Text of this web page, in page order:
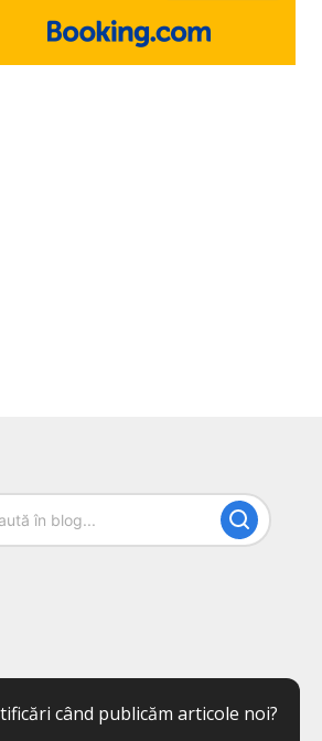
când publicăm articole noi?